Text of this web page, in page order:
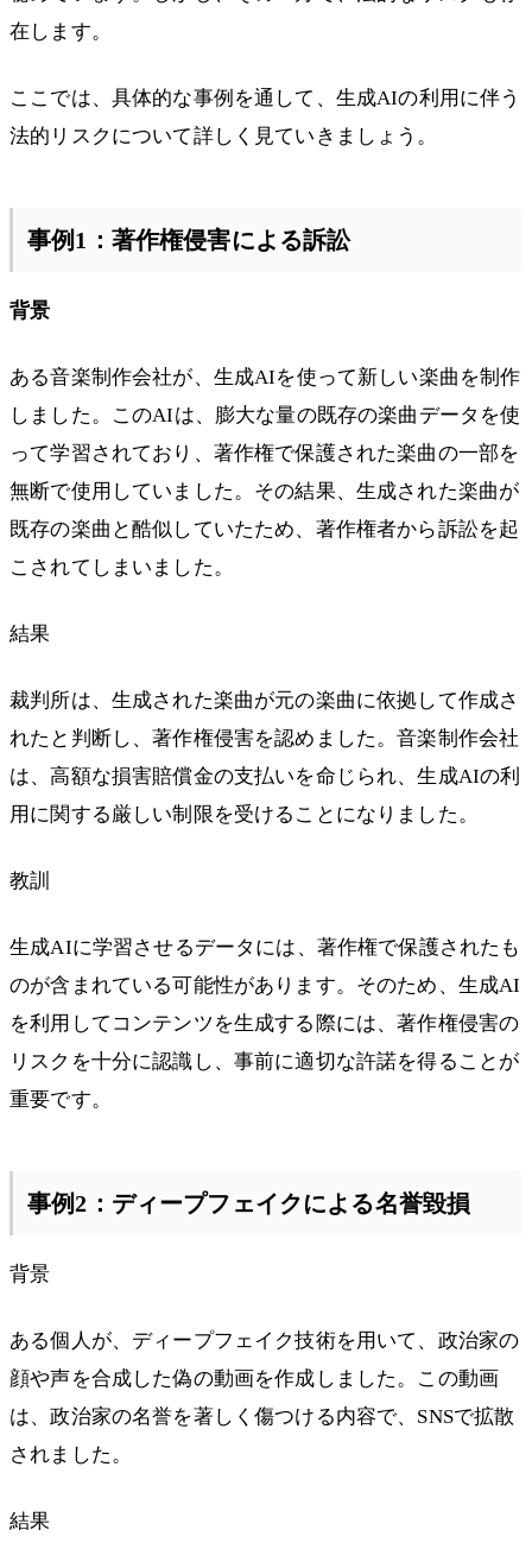
在します。
ここでは、具体的な事例を通して、生成AIの利用に伴う
法的リスクについて詳しく見ていきましょう。
事例1：著作権侵害による訴訟
背景
ある音楽制作会社が、生成AIを使って新しい楽曲を制作
しました。このAIは、膨大な量の既存の楽曲データを使
って学習されており、著作権で保護された楽曲の一部を
無断で使用していました。その結果、生成された楽曲が
既存の楽曲と酷似していたため、著作権者から訴訟を起
こされてしまいました。
結果
裁判所は、生成された楽曲が元の楽曲に依拠して作成さ
れたと判断し、著作権侵害を認めました。音楽制作会社
は、高額な損害賠償金の支払いを命じられ、生成AIの利
用に関する厳しい制限を受けることになりました。
教訓
生成AIに学習させるデータには、著作権で保護されたも
のが含まれている可能性があります。そのため、生成AI
を利用してコンテンツを生成する際には、著作権侵害の
リスクを十分に認識し、事前に適切な許諾を得ることが
重要です。
事例2：ディープフェイクによる名誉毀損
背景
ある個人が、ディープフェイク技術を用いて、政治家の
顔や声を合成した偽の動画を作成しました。この動画
は、政治家の名誉を著しく傷つける内容で、SNSで拡散
されました。
結果